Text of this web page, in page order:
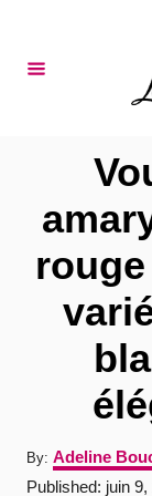
By: A
u
Adeline
P
Published: juin 9,